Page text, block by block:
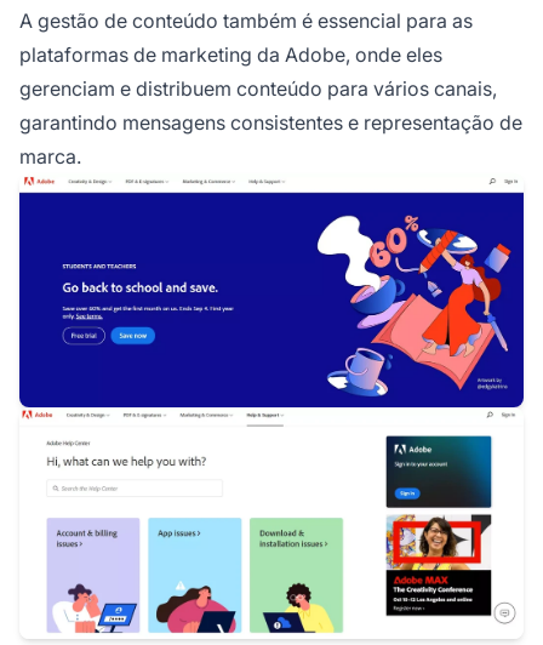
A gestão de conteúdo também é essencial para as
plataformas de marketing da Adobe, onde eles
gerenciam e distribuem conteúdo para vários canais,
garantindo mensagens consistentes e representação de
marca.